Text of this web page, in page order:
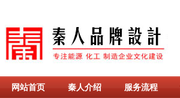
网站首页 秦人介绍 服务流程